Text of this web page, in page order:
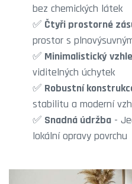
bez chemických látek
✅ Čtyři prostorné
prostor s
✅ Minimalistický
viditelných úchytek
✅ Robustní
stabilitu a moderní
✅ Snadná údržba -
lokální opravy povrchu